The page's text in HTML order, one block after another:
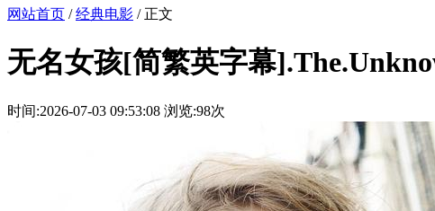
网站首页 /经典电影 / 正文
无名女孩[简繁英字幕
时间:2026-07-03 09:53:08 浏览:98次